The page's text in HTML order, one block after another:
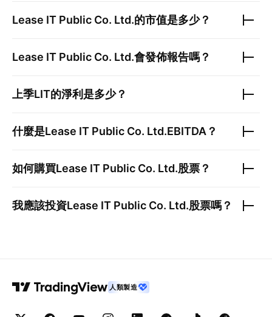
Lease IT Public Co. Ltd.的市值是多少？
Lease IT Public Co. Ltd.會發佈報告嗎？
上季LIT的淨利是多少？
什麼是Lease IT Public Co. Ltd.EBITDA？
如何購買Lease IT Public Co. Ltd.股票？
我應該投資Lease IT Public Co. Ltd.股票嗎？
人類製造